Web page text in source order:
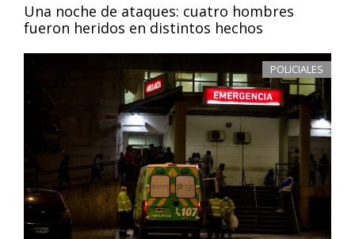
Una noche de ataques: cuatro hombres
fueron heridos en distintos hechos
POLICIALES